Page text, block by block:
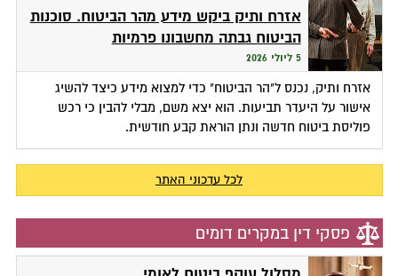
אזרח ותיק ביקש מידע מהר הביטוח. סוכנות
הביטוח גבתה מחשבונו פרמיות
5 ליולי 2026
אזרח ותיק, נכנס ל"הר הביטוח" כדי למצוא מידע כיצד להשיג
אישור על היעדר תביעות. הוא יצא משם, מבלי להבין כי רכש
פוליסת ביטוח חדשה ונתן הוראת קבע חודשית.
לכל עדכוני האתר
פסקי דין במקרים דומים